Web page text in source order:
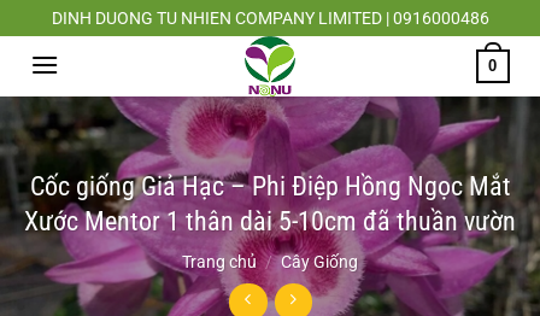
Chuyển
đến
dung
DINH DUONG TU NHIEN COMPANY LIMITED | 0916000486
0
Cốc giống Giả Hạc – Phi Điệp Hồng Ngọc Mắt
Xước Mentor 1 thân dài 5-10cm đã thuần vườn
Trang chủ / Cây Giống